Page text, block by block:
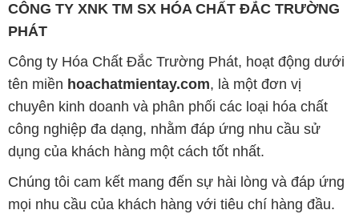
CÔNG TY XNK TM SX HÓA CHẤT ĐẮC TRƯỜNG
PHÁT
Công ty Hóa Chất Đắc Trường Phát, hoạt động dưới
tên miền hoachatmientay.com, là một đơn vị
chuyên kinh doanh và phân phối các loại hóa chất
công nghiệp đa dạng, nhằm đáp ứng nhu cầu sử
dụng của khách hàng một cách tốt nhất.
Chúng tôi cam kết mang đến sự hài lòng và đáp ứng
mọi nhu cầu của khách hàng với tiêu chí hàng đầu.